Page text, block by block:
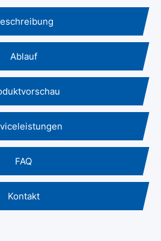
Ablauf
FAQ
Kontakt